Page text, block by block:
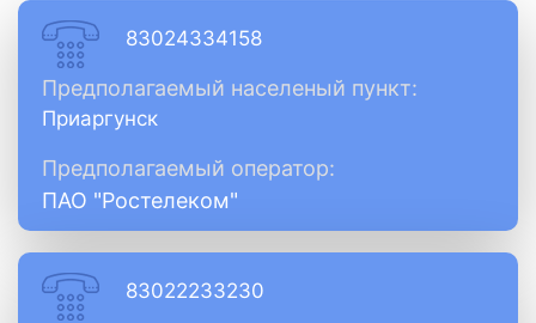
83024334158
Предполагаемый населеный пункт:
Приаргунск
Предполагаемый оператор:
ПАО "Ростелеком"
83022233230